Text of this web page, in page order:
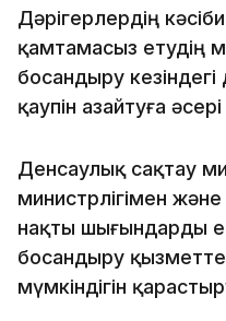
Дәрігерлердің
қамтамасыз етудің
босандыру кезіндегі
қаупін азайтуға
Денсаулық сақтау
министрлігімен және
нақты шығындарды
босандыру
мүмкіндігін